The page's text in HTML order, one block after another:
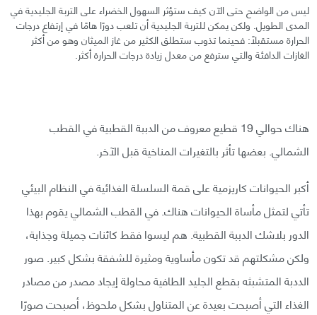
ليس من الواضح حتى الآن كيف ستؤثر السهول الخضراء على التربة الجليدية في
المدى الطويل. ولكن يمكن للتربة الجليدية أن تلعب دورًا هامًا في إرتفاع درجات
الحرارة مستقبلًا: فحينما تذوب ستطلق الكثير من غاز الميثان وهو من أكثر
الغازات الدافئة والتي سترفع من معدل زيادة درجات الحرارة أكثر.
هناك حوالي 19 قطيع معروف من الدببة القطبية في القطب
الشمالي. بعضها تأثر بالتغيرات المناخية قبل الآخر.
أكبر الحيوانات كاريزمية على قمة السلسلة الغذائية في النظام البيئي
تأتي لتمثل مأساة الحيوانات هناك. في القطب الشمالي يقوم بهذا
الدور بلاشك الدببة القطبية. هم ليسوا فقط كائنات جميلة وجذابة،
ولكن مشكلتهم قد تكون مأساوية ومثيرة للشفقة بشكل كبير. صور
الددبة المتشبثه بقطع الجليد الطافية محاولة إيجاد مصدر من مصادر
الغذاء التي أصبحت بعيدة عن المتناول بشكل ملحوظ، أصبحت صورًا